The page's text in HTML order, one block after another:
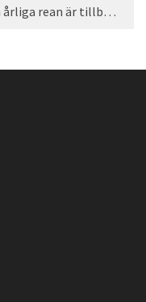
Games Made in Sweden 2026 – Den årliga rean är tillbaka